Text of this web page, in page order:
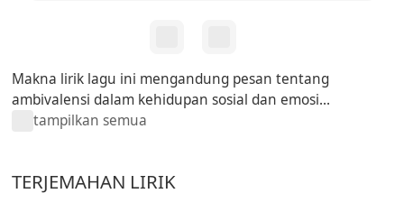
Makna lirik lagu ini mengandung pesan tentang
ambivalensi dalam kehidupan sosial dan emosi...
tampilkan semua
TERJEMAHAN LIRIK